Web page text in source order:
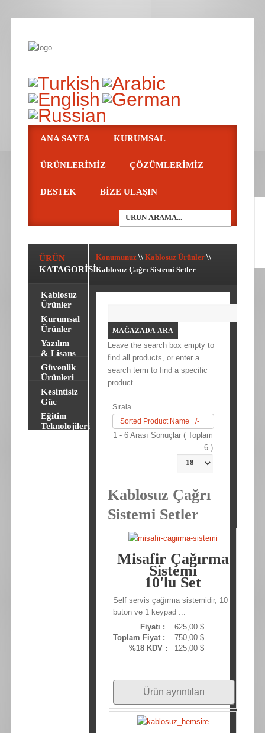
ANA SAYFA KURUMSAL
ÜRÜNLERIMIZ ÇÖZÜMLERIMIZ
DESTEK BIZE ULAŞIN
Konumunuz \\Kablosuz Ürünler\\
Kablosuz Çağrı Sistemi Setler
Leave the search box empty to
find all products, or enter a
search term to find a specific
product.
Sırala
Sorted Product Name +/-
1 - 6 Arası Sonuçlar ( Toplam
6 )
Kablosuz Çağrı
Sistemi Setler
Misafir Çağırma
Sistemi
10'lu Set
Self servis çağırma sistemidir, 10
buton ve 1 keypad ...
Fiyatı :
625,00 $
Toplam Fiyat :
750,00 $
%18 KDV :
125,00 $
Ürün ayrıntıları
ÜRÜN
KATAGORISI
Kablosuz
Ürünler
Kurumsal
Ürünler
Yazılım
& Lisans
Güvenlik
Ürünleri
Kesintisiz
Güç
Kaynakları
Eğitim
Teknolojileri